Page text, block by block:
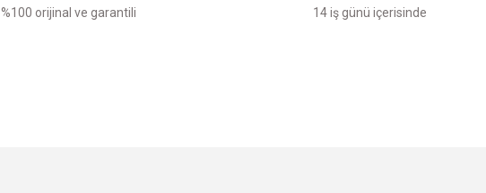
%100 orijinal ve garantili 14 iş günü içerisinde